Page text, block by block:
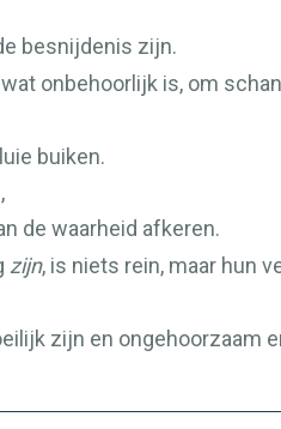
besnijdenis zijn.
onbehoorlijk is, om
buiken.
de waarheid afkeren.
zijn, is niets rein, maar hun
zijn en ongehoorzaam